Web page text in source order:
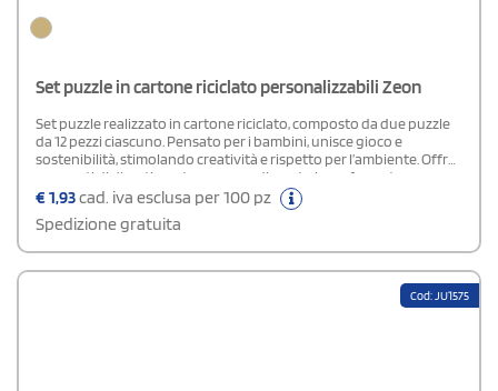
Set puzzle in cartone riciclato personalizzabili Zeon
Set puzzle realizzato in cartone riciclato, composto da due puzzle
da 12 pezzi ciascuno. Pensato per i bambini, unisce gioco e
sostenibilità, stimolando creatività e rispetto per l’ambiente. Offre
momenti di divertimento e apprendimento in un formato
compatto e gradevole.
€1,93cad. iva esclusa per 100 pz
Spedizione gratuita
Cod: JU1575